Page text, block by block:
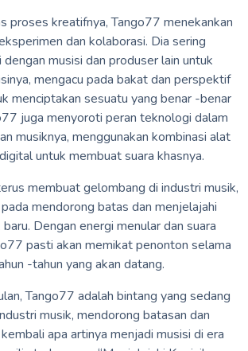
proses kreatifnya, Tango77 menekankan
dan kolaborasi. Dia sering
musisi dan produser lain untuk
mengacu pada bakat dan perspektif
menciptakan sesuatu yang benar -benar
juga menyoroti peran teknologi dalam
musiknya, menggunakan kombinasi alat
untuk membuat suara khasnya.
membuat gelombang di industri musik,
mendorong batas dan menjelajahi
Dengan energi menular dan suara
pasti akan memikat penonton selama
-tahun yang akan datang.
Tango77 adalah bintang yang sedang
musik, mendorong batasan dan
apa artinya menjadi musisi di era